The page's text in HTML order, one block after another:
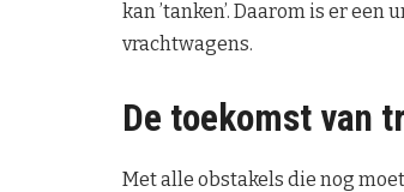
kan ’tanken’. Daarom is er
vrachtwagens.
De toekomst van
Met alle obstakels die nog